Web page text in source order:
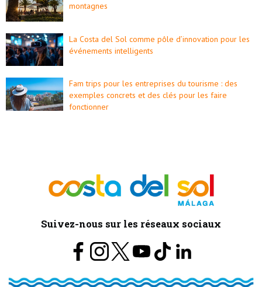
montagnes
La Costa del Sol comme pôle d’innovation pour les
événements intelligents
Fam trips pour les entreprises du tourisme : des
exemples concrets et des clés pour les faire
fonctionner
Suivez-nous sur les réseaux sociaux